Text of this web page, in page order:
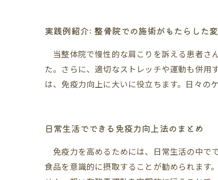
実践例紹介: 整骨院での施術がもたらした
当整体院で慢性的な肩こりを訴える患者さ
た。さらに、適切なストレッチや運動も併用
は、免疫力向上に大いに役立ちます。日々の
日常生活でできる免疫力向上法のまとめ
免疫力を高めるためには、日常生活の中で
食品を意識的に摂取することが勧められます